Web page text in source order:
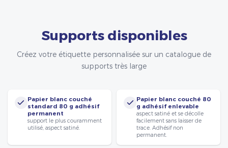
Supports disponibles
Créez votre étiquette personnalisée sur un catalogue de
supports très large
Papier blanc couché
standard 80 g adhésif
permanent
support le plus couramment
utilisé, aspect satiné.
Papier blanc couché 80
g adhésif enlevable
aspect satiné et se décolle
facilement sans laisser de
trace. Adhésif non
permanent.